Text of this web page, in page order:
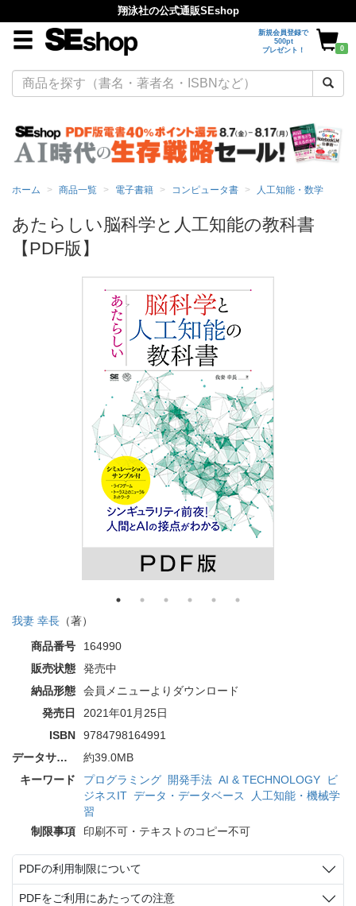
翔泳社の公式通販SEshop
新規会員登録で
500pt
プレゼント！
0
ホーム 商品一覧 電子書籍 コンピュータ書 人工知能・数学
あたらしい脳科学と人工知能の教科書
【PDF版】
我妻 幸長 （著）
商品番号
164990
販売状態
発売中
納品形態
会員メニューよりダウンロード
発売日
2021年01月25日
ISBN
9784798164991
データサイズ
約39.0MB
キーワード
プログラミング 開発手法 AI & TECHNOLOGY
ビ
ジネスIT データ・データベース
人工知能・機械学
習
制限事項
印刷不可・テキストのコピー不可
PDFの利用制限について
PDFをご利用にあたっての注意